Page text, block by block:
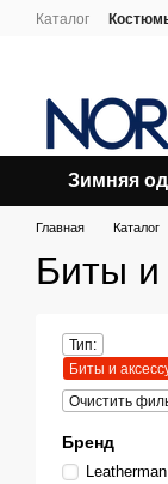
Перейти к
Каталог
Зимняя
Главная Каталог
Биты и
Тип:
Биты и
Очистить
Бренд
Leatherman